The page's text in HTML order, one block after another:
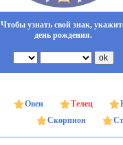
Чтобы узнать свой знак,
день рождения.
Овен Телец
Скорпион